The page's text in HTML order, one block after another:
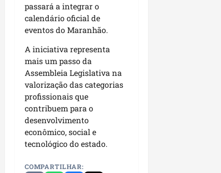
passará a integrar o
calendário oficial de
eventos do Maranhão.
A iniciativa representa
mais um passo da
Assembleia Legislativa na
valorização das categorias
profissionais que
contribuem para o
desenvolvimento
econômico, social e
tecnológico do estado.
COMPARTILHAR: